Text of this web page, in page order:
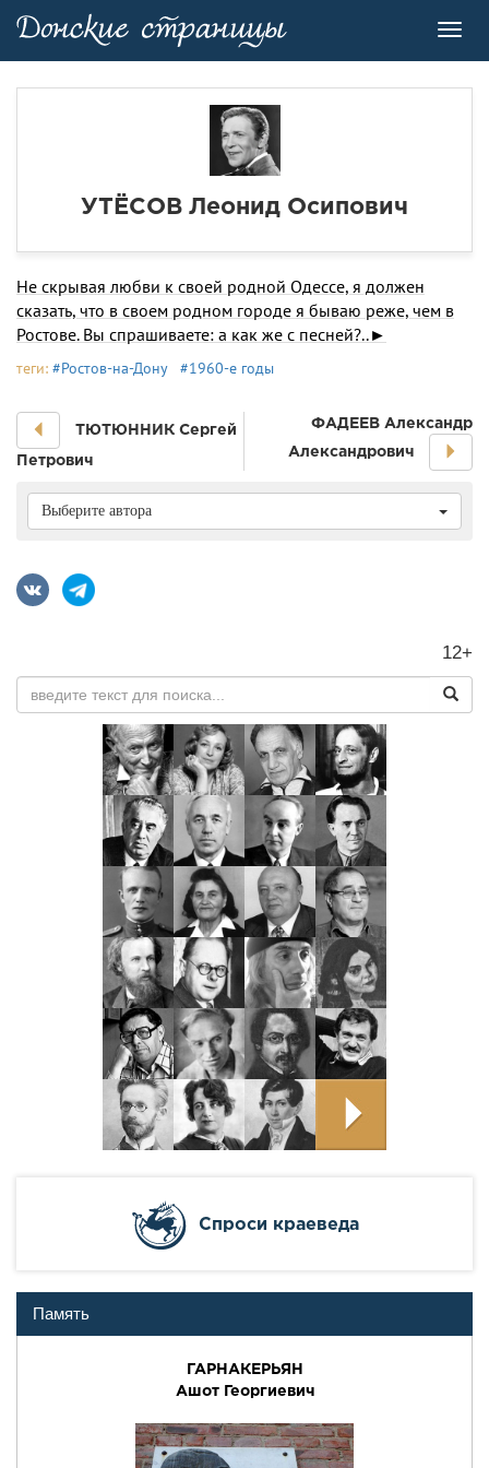
УТЁСОВ Леонид Осипович
Не скрывая любви к своей родной Одессе, я должен
сказать, что в своем родном городе я бываю реже, чем в
Ростове. Вы спрашиваете: а как же с песней?..►
теги: #Ростов-на-Дону #1960-е годы
ТЮТЮННИК Сергей
Петрович
ФАДЕЕВ Александр
Александрович
Выберите автора
12+
Cпроси краеведа
Память
ГАРНАКЕРЬЯН
Ашот Георгиевич